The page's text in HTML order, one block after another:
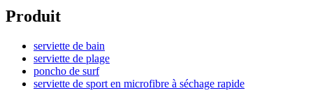
Produit
serviette de bain
serviette de plage
poncho de surf
serviette de sport en microfibre à séchage rapide